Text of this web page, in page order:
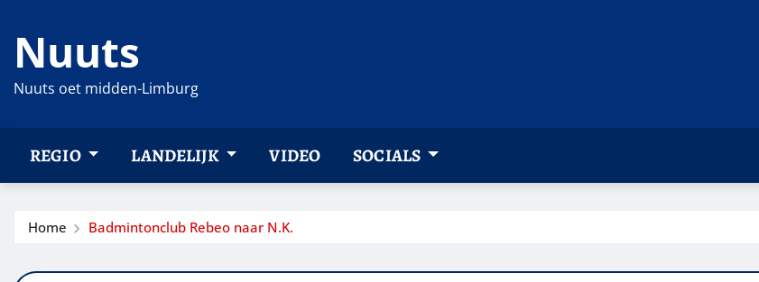
naar
inhoud
Nuuts
Nuuts oet midden-Limburg
REGIO LANDELIJK VIDEO SOCIALS
Home Badmintonclub Rebeo naar N.K.